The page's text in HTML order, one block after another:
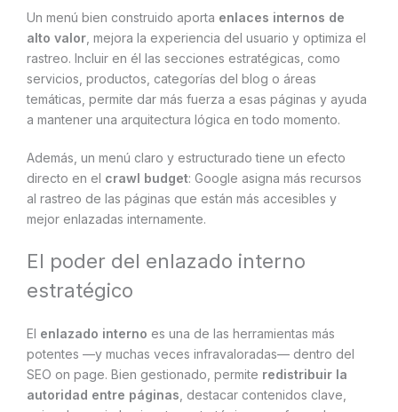
Un menú bien construido aporta enlaces internos de
alto valor , mejora la experiencia del usuario y optimiza el
rastreo. Incluir en él las secciones estratégicas, como
servicios, productos, categorías del blog o áreas
temáticas, permite dar más fuerza a esas páginas y ayuda
a mantener una arquitectura lógica en todo momento.
Además, un menú claro y estructurado tiene un efecto
directo en el crawl budget: Google asigna más recursos
al rastreo de las páginas que están más accesibles y
mejor enlazadas internamente.
El poder del enlazado interno
estratégico
El enlazado interno es una de las herramientas más
potentes —y muchas veces infravaloradas— dentro del
SEO on page. Bien gestionado, permite redistribuir la
autoridad entre páginas , destacar contenidos clave,